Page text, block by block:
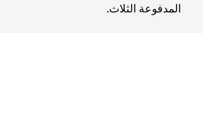
المدفوعة الثلاث.